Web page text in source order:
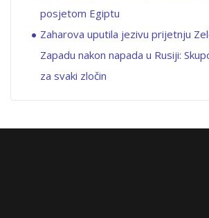
posjetom Egiptu
Zaharova uputila jezivu prijetnju
Zapadu nakon napada u Rusiji:
za svaki zločin